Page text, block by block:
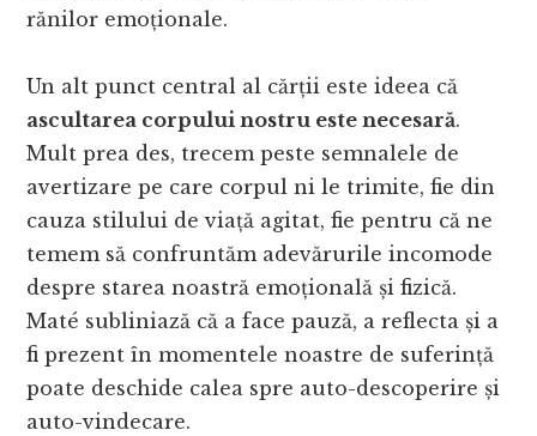
rănilor emoționale.
Un alt punct central al cărții este ideea că
ascultarea corpului nostru este necesară.
Mult prea des, trecem peste semnalele de
avertizare pe care corpul ni le trimite, fie din
cauza stilului de viață agitat, fie pentru că ne
temem să confruntăm adevărurile incomode
despre starea noastră emoțională și fizică.
Maté subliniază că a face pauză, a reflecta și a
fi prezent în momentele noastre de suferință
poate deschide calea spre auto-descoperire și
auto-vindecare.